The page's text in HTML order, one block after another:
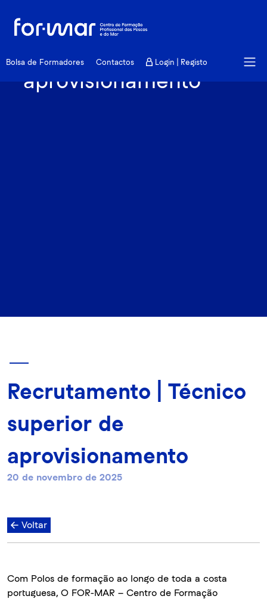
Bolsa de Formadores Contactos Login | Registo
Recrutamento |
aprovisionamento
Recrutamento | Técnico
superior de
aprovisionamento
20 de novembro de 2025
Voltar
Com Polos de formação ao longo de toda a costa
portuguesa, O FOR-MAR – Centro de Formação